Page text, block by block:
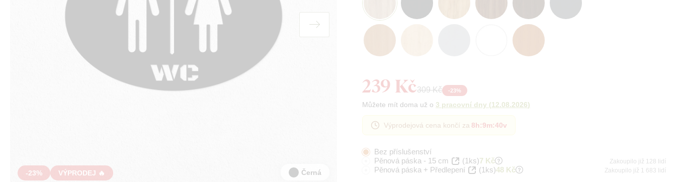
-23% VÝPRODEJ 🔥 Černá
239 Kč309 Kč -23%
Můžete mít doma už o 3 pracovní dny (12.08.2026)
Výprodejová cena končí za 8h:9m:38v
Bez příslušenství
Pěnová páska - 15 cm
(1ks)7 Kč Zakoupilo již 128 lidí
Pěnová páska + Předlepení (1ks)48 Kč Zakoupilo již 1 683 lidí